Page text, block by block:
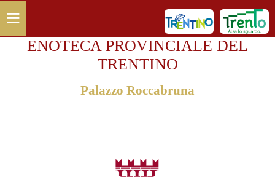
≡
ENOTECA PROVINCIALE DEL
TRENTINO
Palazzo Roccabruna